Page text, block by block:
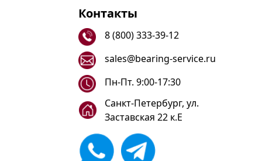
Контакты
8 (800) 333-39-12
sales@bearing-service.ru
Санкт-Петербург, ул.
Заставская 22 к.Е
Пн-Пт. 9:00-17:30